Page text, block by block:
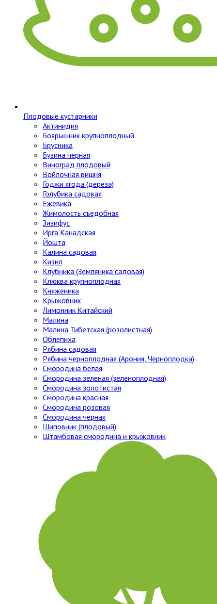
Плодовые кустарники
Актинидия
Боярышник крупноплодный
Брусника
Бузина черная
Виноград плодовый
Войлочная вишня
Годжи ягода (дереза)
Голубика садовая
Ежевика
Жимолость съедобная
Зизифус
Ирга Канадская
Йошта
Калина садовая
Кизил
Клубника (Земляника садовая)
Клюква крупноплодная
Княженика
Крыжовник
Лимонник Китайский
Малина
Малина Тибетская (розолистная)
Облепиха
Рябина садовая
Рябина черноплодная (Арония, Черноплодка)
Смородина белая
Смородина зеленая (зеленоплодная)
Смородина золотистая
Смородина красная
Смородина розовая
Смородина черная
Шиповник (плодовый)
Штамбовая смородина и крыжовник